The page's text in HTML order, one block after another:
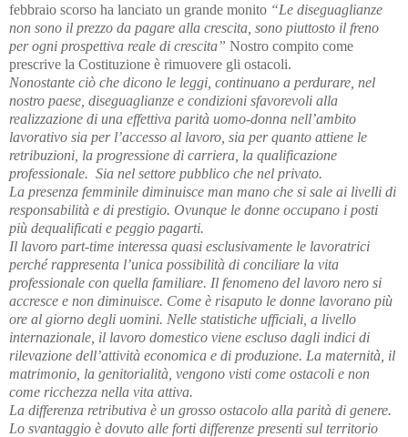
febbraio scorso ha lanciato un grande monito “Le diseguaglianze
non sono il prezzo da pagare alla crescita, sono piuttosto il freno
per ogni prospettiva reale di crescita” Nostro compito come
prescrive la Costituzione è rimuovere gli ostacoli.
Nonostante ciò che dicono le leggi, continuano a perdurare, nel
nostro paese, diseguaglianze e condizioni sfavorevoli alla
realizzazione di una effettiva parità uomo-donna nell’ambito
lavorativo sia per l’accesso al lavoro, sia per quanto attiene le
retribuzioni, la progressione di carriera, la qualificazione
professionale. Sia nel settore pubblico che nel privato.
La presenza femminile diminuisce man mano che si sale ai livelli di
responsabilità e di prestigio. Ovunque le donne occupano i posti
più dequalificati e peggio pagarti.
Il lavoro part-time interessa quasi esclusivamente le lavoratrici
perché rappresenta l’unica possibilità di conciliare la vita
professionale con quella familiare. Il fenomeno del lavoro nero si
accresce e non diminuisce. Come è risaputo le donne lavorano più
ore al giorno degli uomini. Nelle statistiche ufficiali, a livello
internazionale, il lavoro domestico viene escluso dagli indici di
rilevazione dell’attività economica e di produzione. La maternità, il
matrimonio, la genitorialità, vengono visti come ostacoli e non
come ricchezza nella vita attiva.
La differenza retributiva è un grosso ostacolo alla parità di genere.
Lo svantaggio è dovuto alle forti differenze presenti sul territorio